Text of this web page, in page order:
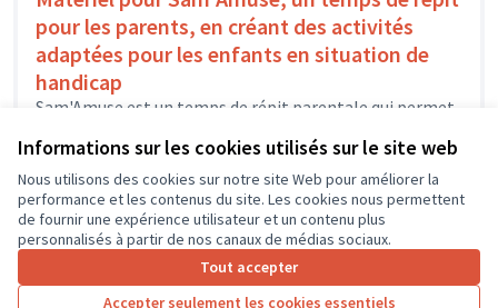
Informations sur les cookies utilisés sur le site web
Nous utilisons des cookies sur notre site Web pour améliorer la
performance et les contenus du site. Les cookies nous permettent
de fournir une expérience utilisateur et un contenu plus
personnalisés à partir de nos canaux de médias sociaux.
Tout accepter
Accepter seulement les cookies essentiels
pour les parents, en créant des activités
adaptées pour les enfants en situation de
handicap
Sam'Amuse est un temps de répit parentale qui permet
situation de handicap...
Solidarité et développement local La Ville-aux-Dames
1 2 3 4